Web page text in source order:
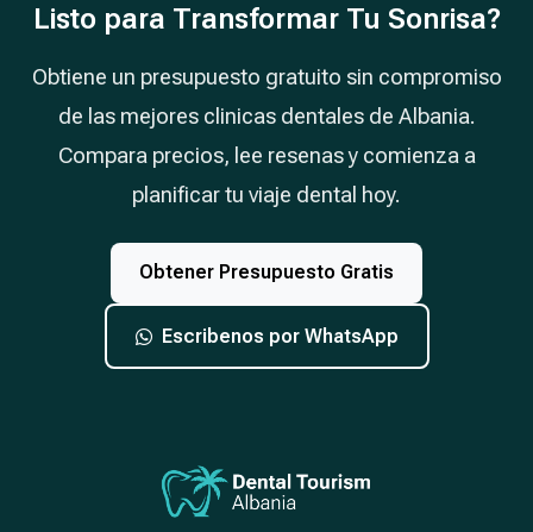
Listo para Transformar Tu Sonrisa?
Obtiene un presupuesto gratuito sin compromiso
de las mejores clinicas dentales de Albania.
Compara precios, lee resenas y comienza a
planificar tu viaje dental hoy.
Obtener Presupuesto Gratis
Escribenos por WhatsApp